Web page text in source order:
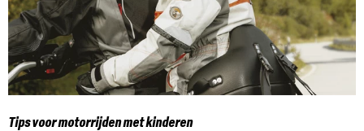
Tips voor motorrijden met kinderen